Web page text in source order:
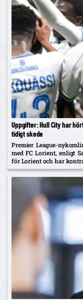
Uppgifter: Hull City har
tidigt skede
Premier League-
med FC Lorient, enligt
för Lorient och har